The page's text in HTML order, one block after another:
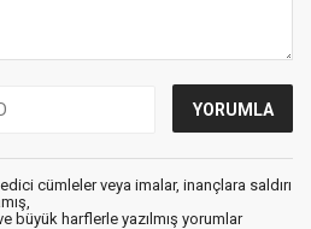
cümleler veya imalar, inançlara saldırı
büyük harflerle yazılmış yorumlar